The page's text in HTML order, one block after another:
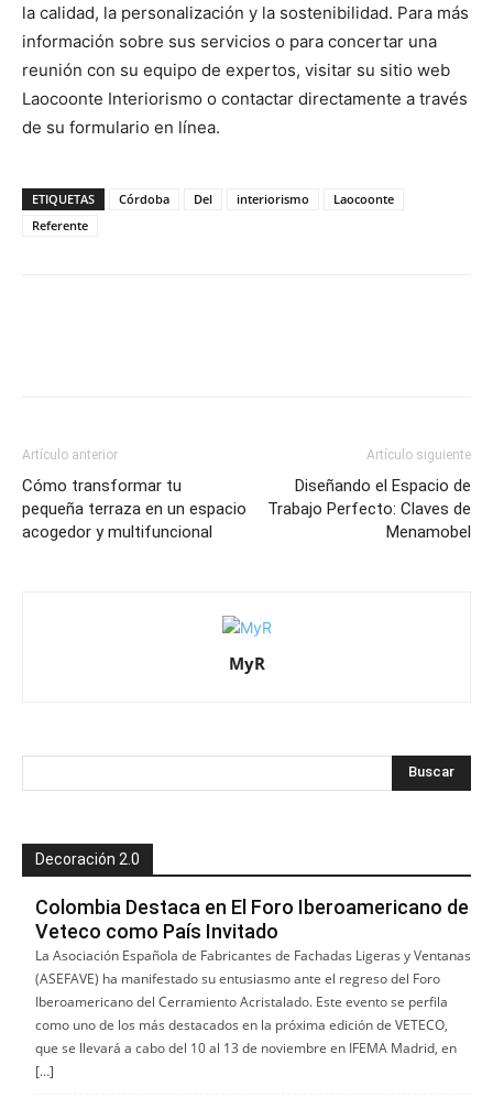
la calidad, la personalización y la sostenibilidad. Para más
información sobre sus servicios o para concertar una
reunión con su equipo de expertos, visitar su sitio web
Laocoonte Interiorismo o contactar directamente a través
de su formulario en línea.
ETIQUETAS Córdoba Del interiorismo
Laocoonte
Referente
Artículo anterior
Cómo transformar tu
pequeña terraza en un espacio
acogedor y multifuncional
Artículo siguiente
Diseñando el Espacio de
Trabajo Perfecto: Claves de
Menamobel
MyR
Decoración 2.0
Colombia Destaca en El Foro Iberoamericano de
Veteco como País Invitado
La Asociación Española de Fabricantes de Fachadas Ligeras y Ventanas
(ASEFAVE) ha manifestado su entusiasmo ante el regreso del Foro
Iberoamericano del Cerramiento Acristalado. Este evento se perfila
como uno de los más destacados en la próxima edición de VETECO,
que se llevará a cabo del 10 al 13 de noviembre en IFEMA Madrid, en
[…]